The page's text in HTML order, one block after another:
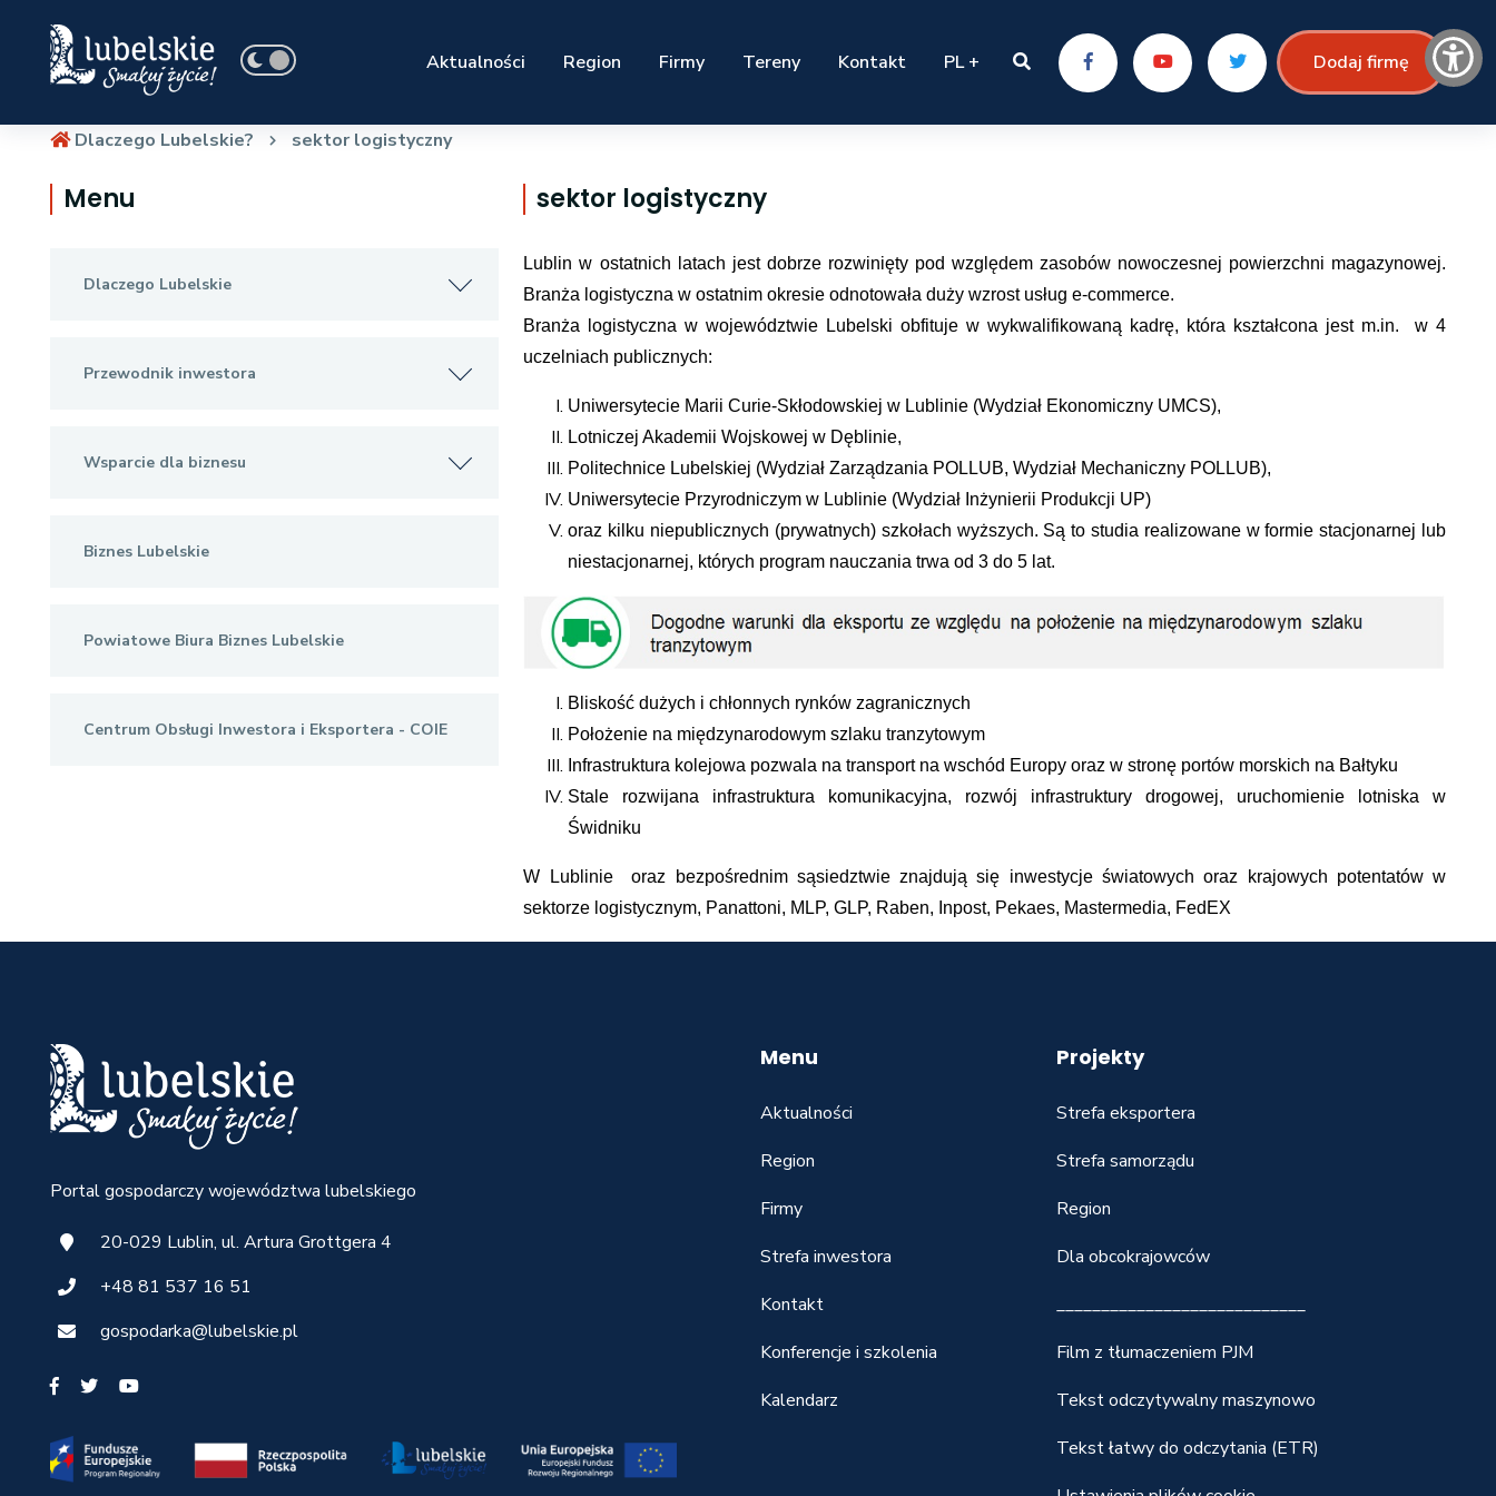
Aktualności Region Firmy Tereny Kontakt PL + Dodaj firmę
Dlaczego Lubelskie? sektor logistyczny
Menu
Dlaczego Lubelskie
Przewodnik inwestora
Wsparcie dla biznesu
Biznes Lubelskie
Powiatowe Biura Biznes Lubelskie
Centrum Obsługi Inwestora i Eksportera - COIE
sektor logistyczny
Lublin w ostatnich latach jest dobrze rozwinięty pod względem zasobów nowoczesnej powierzchni magazynowej.
Branża logistyczna w ostatnim okresie odnotowała duży wzrost usług e-commerce.
Branża logistyczna w województwie Lubelski obfituje w wykwalifikowaną kadrę, która kształcona jest m.in. w 4
uczelniach publicznych:
Uniwersytecie Marii Curie-Skłodowskiej w Lublinie (Wydział Ekonomiczny UMCS),
Lotniczej Akademii Wojskowej w Dęblinie,
Politechnice Lubelskiej (Wydział Zarządzania POLLUB, Wydział Mechaniczny POLLUB),
Uniwersytecie Przyrodniczym w Lublinie (Wydział Inżynierii Produkcji UP)
oraz kilku niepublicznych (prywatnych) szkołach wyższych. Są to studia realizowane w formie stacjonarnej lub
niestacjonarnej, których program nauczania trwa od 3 do 5 lat.
Bliskość dużych i chłonnych rynków zagranicznych
Położenie na międzynarodowym szlaku tranzytowym
Infrastruktura kolejowa pozwala na transport na wschód Europy oraz w stronę portów morskich na Bałtyku
Stale rozwijana infrastruktura komunikacyjna, rozwój infrastruktury drogowej, uruchomienie lotniska w
Świdniku
W Lublinie oraz bezpośrednim sąsiedztwie znajdują się inwestycje światowych oraz krajowych potentatów w
sektorze logistycznym, Panattoni, MLP, GLP, Raben, Inpost, Pekaes, Mastermedia, FedEX
Portal gospodarczy województwa lubelskiego
20-029 Lublin, ul. Artura Grottgera 4
+48 81 537 16 51
gospodarka@lubelskie.pl
Menu
Aktualności
Region
Firmy
Strefa inwestora
Kontakt
Konferencje i szkolenia
Kalendarz
Projekty
Strefa eksportera
Strefa samorządu
Region
Dla obcokrajowców
____________________________
Film z tłumaczeniem PJM
Tekst odczytywalny maszynowo
Tekst łatwy do odczytania (ETR)